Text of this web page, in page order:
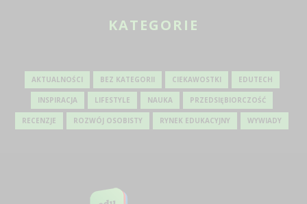
KATEGORIE
AKTUALNOŚCI BEZ KATEGORII CIEKAWOSTKI EDUTECH
INSPIRACJA LIFESTYLE NAUKA PRZEDSIĘBIORCZOŚĆ
RECENZJE ROZWÓJ OSOBISTY RYNEK EDUKACYJNY WYWIADY